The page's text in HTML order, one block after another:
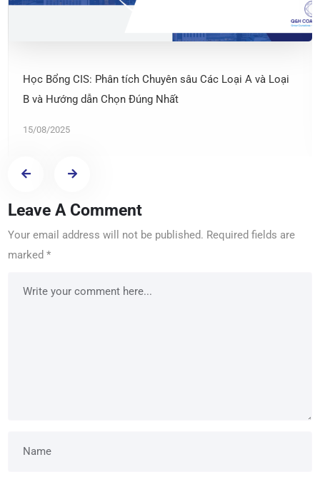
Học Bổng CIS: Phân tích Chuyên sâu Các Loại A và Loại
B và Hướng dẫn Chọn Đúng Nhất
15/08/2025
Leave A Comment
Your email address will not be published. Required fields are
marked*